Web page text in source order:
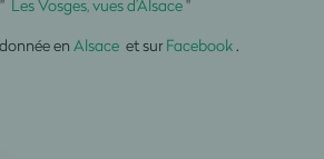
Les Vosges, vues d’Alsace"
en Alsace et sur Facebook.